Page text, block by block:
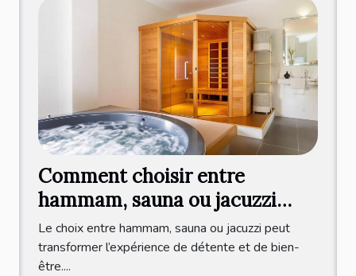
Comment choisir entre
hammam, sauna ou jacuzzi
pour votre bien-être ?
Le choix entre hammam, sauna ou jacuzzi peut
transformer l’expérience de détente et de bien-
être....